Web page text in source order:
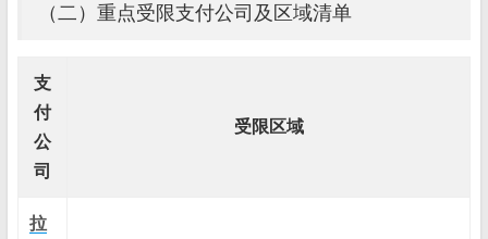
（二）重点受限支付公司及区域清单
支
付
公
司
受限区域
拉